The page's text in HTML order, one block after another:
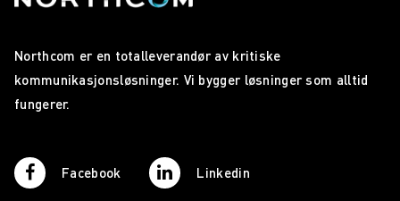
Northcom er en totalleverandør av kritiske
kommunikasjonsløsninger. Vi bygger løsninger som alltid
fungerer.
Facebook Linkedin